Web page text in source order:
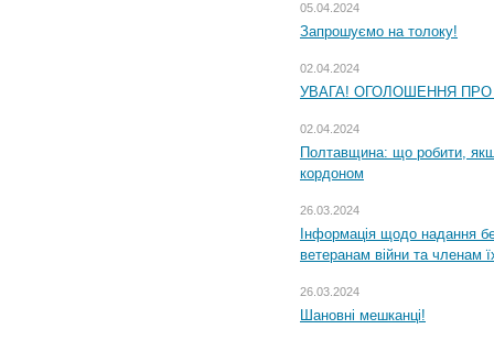
05.04.2024
Запрошуємо на толоку!
02.04.2024
УВАГА! ОГОЛОШЕННЯ
02.04.2024
Полтавщина: що робити,
кордоном
26.03.2024
Інформація щодо надання
ветеранам війни та членам
26.03.2024
Шановні мешканці!